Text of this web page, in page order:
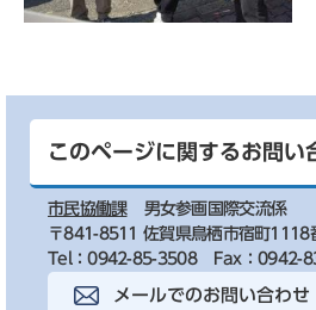
このページに関するお問い
市民協働課
男女参画国際交流係
〒841-8511 佐賀県鳥栖市宿町1118
Tel：0942-85-3508
Fax：0942-
メールでのお問い合わせ